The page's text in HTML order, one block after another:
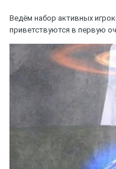
Ведём набор активных
приветствуются в первую